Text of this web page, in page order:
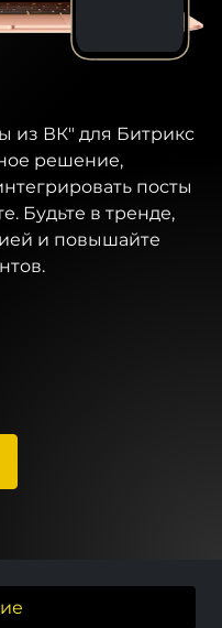
из ВК" для Битрикс
решение,
посты
Будьте в тренде,
и повышайте